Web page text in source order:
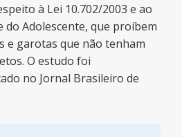
à Lei 10.702/2003 e ao
do Adolescente, que proíbem
e garotas que não tenham
O estudo foi
no Jornal Brasileiro de